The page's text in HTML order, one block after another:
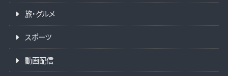
旅・グルメ
スポーツ
動画配信